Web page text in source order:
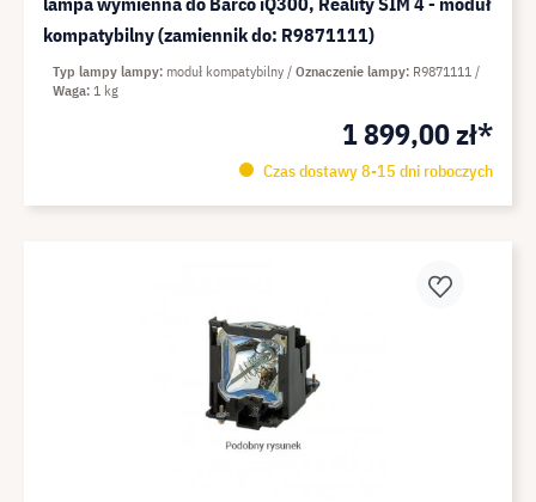
kompatybilny (zamiennik do: R9871111)
1 899,00 zł*
Czas dostawy 8-15 dni roboczych
Typ lampy lampy moduł kompatybilny Oznaczenie lampy R9871111
Waga 1 kg